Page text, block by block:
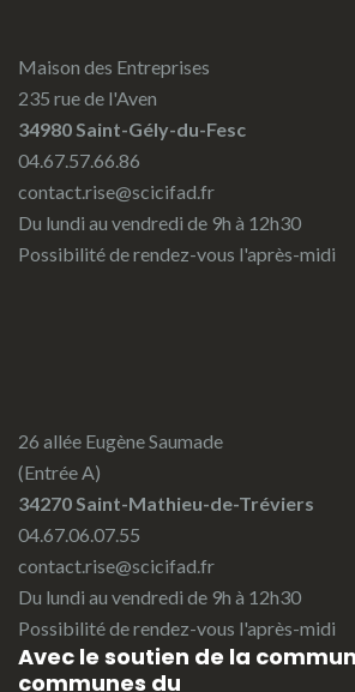
Maison des Entreprises
235 rue de l'Aven
34980 Saint-Gély-du-Fesc
04.67.57.66.86
contact.rise@scicifad.fr
Du lundi au vendredi de 9h à 12h30
Possibilité de rendez-vous l'après-midi
26 allée Eugène Saumade
(Entrée A)
34270 Saint-Mathieu-de-Tréviers
04.67.06.07.55
contact.rise@scicifad.fr
Du lundi au vendredi de 9h à 12h30
Possibilité de rendez-vous l'après-midi
Avec le soutien de la
communes du